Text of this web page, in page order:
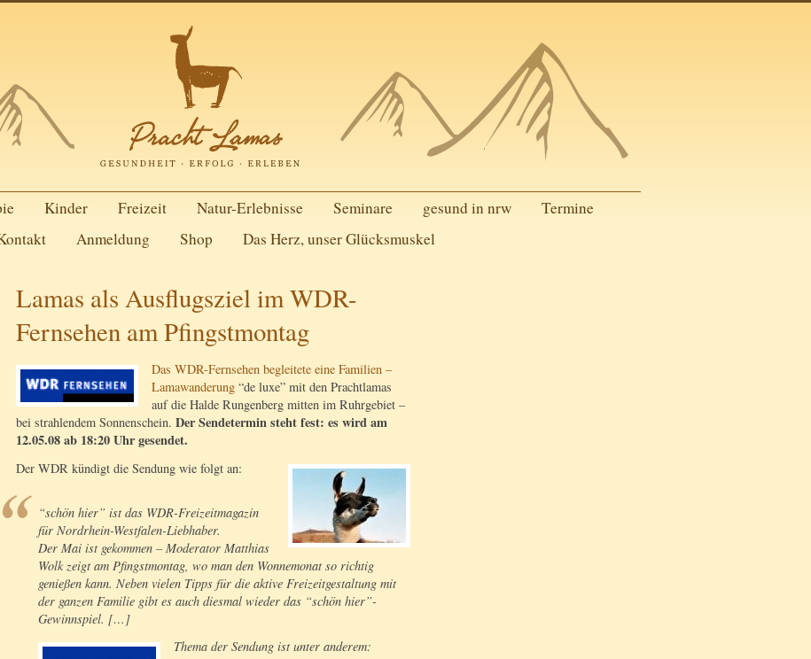
Kinder Freizeit Natur-Erlebnisse Seminare gesund in nrw
Termine
Anmeldung Shop Das Herz, unser Glücksmuskel
Lamas als Ausflugsziel im WDR-
Fernsehen am Pfingstmontag
Das WDR-Fernsehen begleitete eine Familien –
Lamawanderung “de luxe” mit den Prachtlamas
auf die Halde Rungenberg mitten im Ruhrgebiet –
bei strahlendem Sonnenschein. Der Sendetermin steht fest: es wird am
12.05.08 ab 18:20 Uhr gesendet.
Der WDR kündigt die Sendung wie folgt an:
“schön hier” ist das WDR-Freizeitmagazin
für Nordrhein-Westfalen-Liebhaber.
Der Mai ist gekommen – Moderator Matthias
Wolk zeigt am Pfingstmontag, wo man den Wonnemonat so richtig
genießen kann. Neben vielen Tipps für die aktive Freizeitgestaltung mit
der ganzen Familie gibt es auch diesmal wieder das “schön hier”-
Gewinnspiel. […]
Thema der Sendung ist unter anderem: